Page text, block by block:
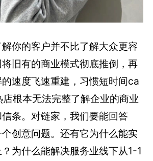
你的客户并不比了解大众更容
旧有的商业模式彻底推倒，再
速度飞速重建，习惯短时间ca
根本无法完整了解企业的商业
条。对链家，我们要能回答
创意问题。还有它为什么能实
为什么能解决服务业线下从1-1